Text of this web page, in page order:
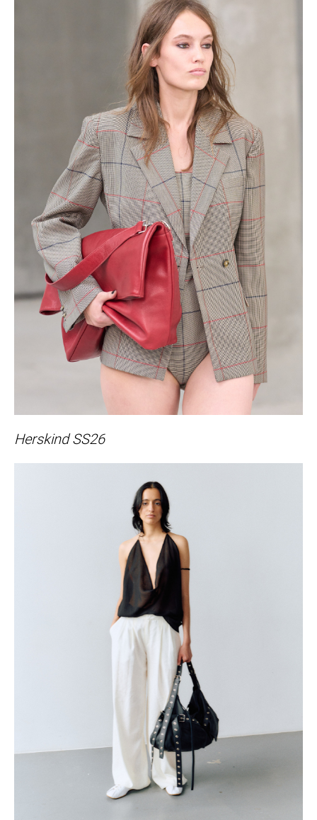
Herskind SS26